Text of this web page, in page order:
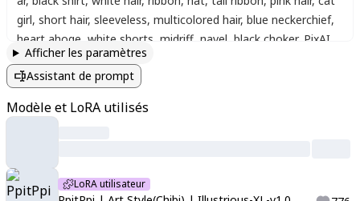
girl, short hair, sleeveless, multicolored hair, blue neckerchief,
heart ahoge white shorts midriff navel black choker, PixAI_
Mio, holding confetti cannon
Afficher les paramètres
Assistant de prompt
Modèle et LoRA utilisés
LoRA utilisateur